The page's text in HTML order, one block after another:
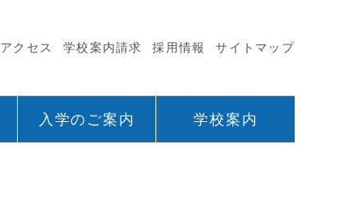
アクセス 学校案内請求 採用情報 サイトマップ
入学のご案内 学校案内